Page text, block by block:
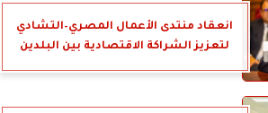
انعقاد منتدى الأعمال المصري–التشادي
لتعزيز الشراكة الاقتصادية بين البلدين